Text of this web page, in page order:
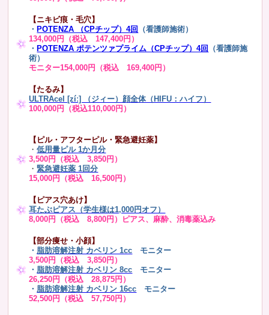
【ニキビ痕・毛穴】
・ POTENZA （CPチップ）4回
（看護師施術）
134,000円（税込 147,400円）
・ POTENZA ポテンツァプライム（CPチップ）4回
（看護師施
術）
モニター154,000円（税込 169,400円）
【たるみ】
ULTRAcel [zíː] （ジィー）顔全体（HIFU：ハイフ）
100,000円（税込110,000円）
【ピル・アフターピル・緊急避妊薬】
・低用量ピル 1か月分
3,500円（税込 3,850円）
・緊急避妊薬 1回分
15,000円（税込 16,500円）
【ピアス穴あけ】
耳たぶピアス（学生様は1,000円オフ）
8,000円（税込 8,800円）ピアス、麻酔、消毒薬込み
【部分痩せ・小顔】
・ 脂肪溶解注射 カベリン 1cc モニター
3,500円（税込 3,850円）
・ 脂肪溶解注射 カベリン 8cc モニター
26,250円（税込 28,875円）
・ 脂肪溶解注射 カベリン 16cc
モニター
52,500円（税込 57,750円）